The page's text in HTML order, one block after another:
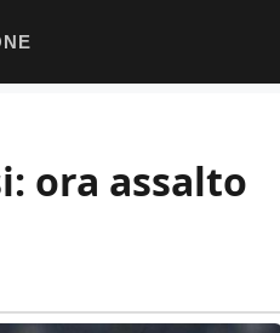
ora assalto